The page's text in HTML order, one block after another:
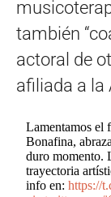
también
actoral de
afiliada a la
Lamentamos el
Bonafina,
duro momento.
trayectoria
info en:https://